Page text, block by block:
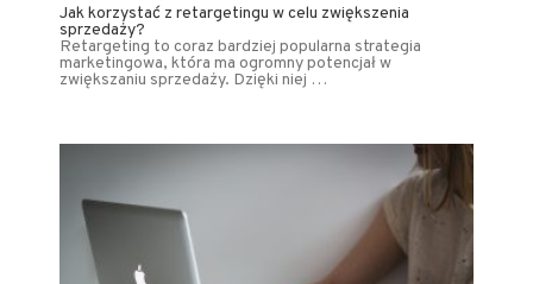
Jak korzystać z retargetingu w celu zwiększenia
sprzedaży?
Retargeting to coraz bardziej popularna strategia
marketingowa, która ma ogromny potencjał w
zwiększaniu sprzedaży. Dzięki niej …